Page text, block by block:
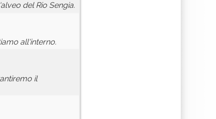
del Rio Sengia.
all'interno.
il